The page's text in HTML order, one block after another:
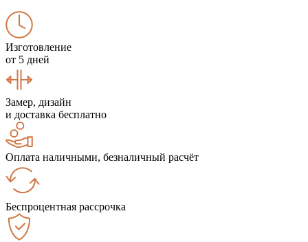
Изготовление
от 5 дней
Замер, дизайн
и доставка бесплатно
Оплата наличными, безналичный расчёт
Беспроцентная рассрочка